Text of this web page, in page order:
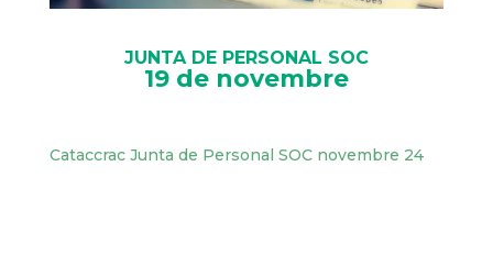
JUNTA DE PERSONAL SOC
19 de novembre
Cataccrac Junta de Personal SOC novembre 24